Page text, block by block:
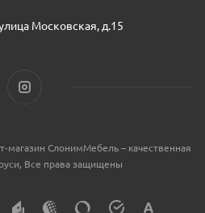
Московская, д.15
СлонимМебель – качественная
Все права защищены